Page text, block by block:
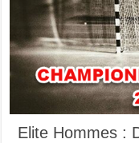
Elite Hommes :